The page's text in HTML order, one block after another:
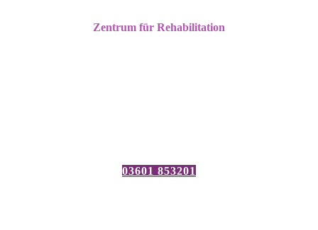
Zentrum für Rehabilitation
03601 853201